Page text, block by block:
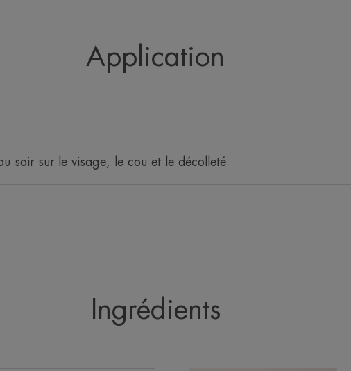
Cohederm™ breveté* d'HYDRANCE Crème
optimale de l’Eau thermale d'Avène et limite
*Brevet déposé.
Application
soir sur le visage, le cou et le décolleté.
Ingrédients